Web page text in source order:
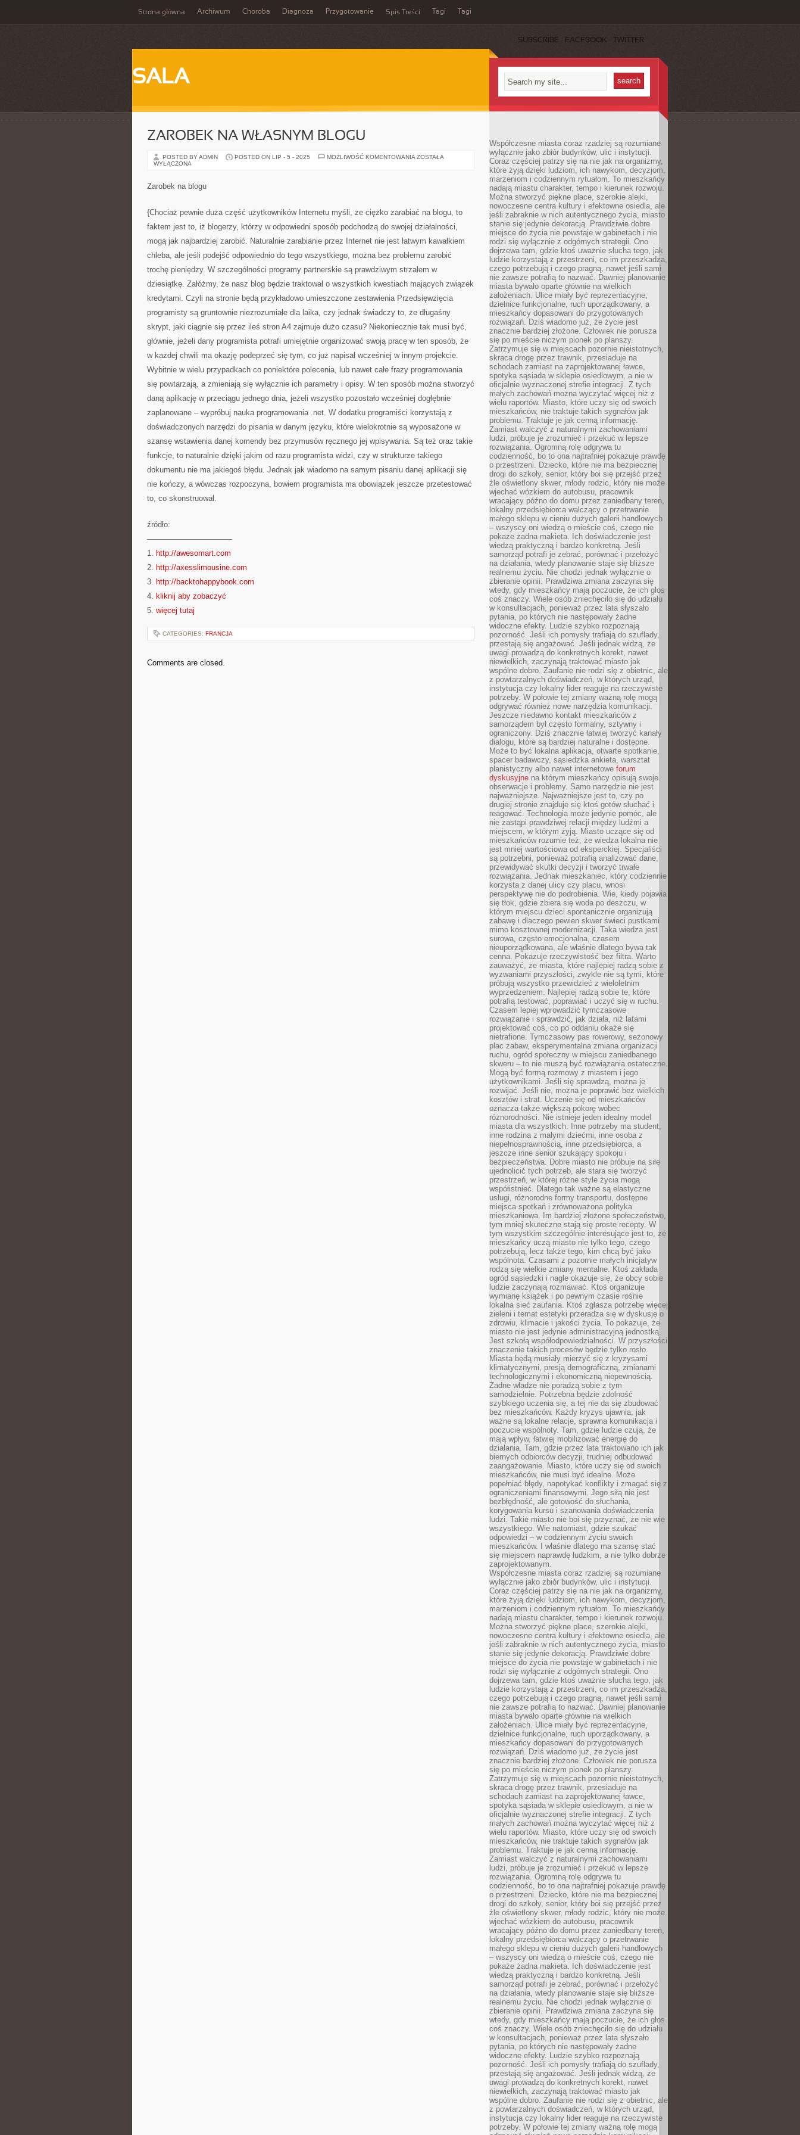
Strona główna Archiwum Choroba Diagnoza Przygotowanie Spis Treści Tagi Tagi
SUBSCRIBE FACEBOOK TWITTER
SALA
ZAROBEK NA WŁASNYM BLOGU
POSTED BY ADMIN POSTED ON LIP - 5 - 2025 MOŻLIWOŚĆ KOMENTOWANIA ZAROBEK
ZOSTAŁA
WYŁĄCZONA
Zarobek na blogu
{Chociaż pewnie duża część użytkowników Internetu myśli, że ciężko zarabiać na blogu, to
faktem jest to, iż blogerzy, którzy w odpowiedni sposób podchodzą do swojej działalności,
mogą jak najbardziej zarobić. Naturalnie zarabianie przez Internet nie jest łatwym kawałkiem
chleba, ale jeśli podejść odpowiednio do tego wszystkiego, można bez problemu zarobić
trochę pieniędzy. W szczególności programy partnerskie są prawdziwym strzałem w
dziesiątkę. Załóżmy, że nasz blog będzie traktował o wszystkich kwestiach mających związek
kredytami. Czyli na stronie będą przykładowo umieszczone zestawienia Przedsięwzięcia
programisty są gruntownie niezrozumiałe dla laika, czy jednak świadczy to, że długaśny
skrypt, jaki ciągnie się przez ileś stron A4 zajmuje dużo czasu? Niekoniecznie tak musi być,
głównie, jeżeli dany programista potrafi umiejętnie organizować swoją pracę w ten sposób, że
w każdej chwili ma okazję podeprzeć się tym, co już napisał wcześniej w innym projekcie.
Wybitnie w wielu przypadkach co poniektóre polecenia, lub nawet całe frazy programowania
się powtarzają, a zmieniają się wyłącznie ich parametry i opisy. W ten sposób można stworzyć
daną aplikację w przeciągu jednego dnia, jeżeli wszystko pozostało wcześniej dogłębnie
zaplanowane – wypróbuj nauka programowania .net. W dodatku programiści korzystają z
doświadczonych narzędzi do pisania w danym języku, które wielokrotnie są wyposażone w
szansę wstawienia danej komendy bez przymusów ręcznego jej wpisywania. Są też oraz takie
funkcje, to naturalnie dzięki jakim od razu programista widzi, czy w strukturze takiego
dokumentu nie ma jakiegoś błędu. Jednak jak wiadomo na samym pisaniu danej aplikacji się
nie kończy, a wówczas rozpoczyna, bowiem programista ma obowiązek jeszcze przetestować
to, co skonstruował.
źródło:
———————————
1. http://awesomart.com
2. http://axesslimousine.com
3. http://backtohappybook.com
4. kliknij aby zobaczyć
5. więcej tutaj
CATEGORIES: FRANCJA
Comments are closed.
Współczesne miasta coraz rzadziej są rozumiane
wyłącznie jako zbiór budynków, ulic i instytucji.
Coraz częściej patrzy się na nie jak na organizmy,
które żyją dzięki ludziom, ich nawykom, decyzjom,
marzeniom i codziennym rytuałom. To mieszkańcy
nadają miastu charakter, tempo i kierunek rozwoju.
Można stworzyć piękne place, szerokie alejki,
nowoczesne centra kultury i efektowne osiedla, ale
jeśli zabraknie w nich autentycznego życia, miasto
stanie się jedynie dekoracją. Prawdziwie dobre
miejsce do życia nie powstaje w gabinetach i nie
rodzi się wyłącznie z odgórnych strategii. Ono
dojrzewa tam, gdzie ktoś uważnie słucha tego, jak
ludzie korzystają z przestrzeni, co im przeszkadza,
czego potrzebują i czego pragną, nawet jeśli sami
nie zawsze potrafią to nazwać. Dawniej planowanie
miasta bywało oparte głównie na wielkich
założeniach. Ulice miały być reprezentacyjne,
dzielnice funkcjonalne, ruch uporządkowany, a
mieszkańcy dopasowani do przygotowanych
rozwiązań. Dziś wiadomo już, że życie jest
znacznie bardziej złożone. Człowiek nie porusza
się po mieście niczym pionek po planszy.
Zatrzymuje się w miejscach pozornie nieistotnych,
skraca drogę przez trawnik, przesiaduje na
schodach zamiast na zaprojektowanej ławce,
spotyka sąsiada w sklepie osiedlowym, a nie w
oficjalnie wyznaczonej strefie integracji. Z tych
małych zachowań można wyczytać więcej niż z
wielu raportów. Miasto, które uczy się od swoich
mieszkańców, nie traktuje takich sygnałów jak
problemu. Traktuje je jak cenną informację.
Zamiast walczyć z naturalnymi zachowaniami
ludzi, próbuje je zrozumieć i przekuć w lepsze
rozwiązania. Ogromną rolę odgrywa tu
codzienność, bo to ona najtrafniej pokazuje prawdę
o przestrzeni. Dziecko, które nie ma bezpiecznej
drogi do szkoły, senior, który boi się przejść przez
źle oświetlony skwer, młody rodzic, który nie może
wjechać wózkiem do autobusu, pracownik
wracający późno do domu przez zaniedbany teren,
lokalny przedsiębiorca walczący o przetrwanie
małego sklepu w cieniu dużych galerii handlowych
– wszyscy oni wiedzą o mieście coś, czego nie
pokaże żadna makieta. Ich doświadczenie jest
wiedzą praktyczną i bardzo konkretną. Jeśli
samorząd potrafi je zebrać, porównać i przełożyć
na działania, wtedy planowanie staje się bliższe
realnemu życiu. Nie chodzi jednak wyłącznie o
zbieranie opinii. Prawdziwa zmiana zaczyna się
wtedy, gdy mieszkańcy mają poczucie, że ich głos
coś znaczy. Wiele osób zniechęciło się do udziału
w konsultacjach, ponieważ przez lata słyszało
pytania, po których nie następowały żadne
widoczne efekty. Ludzie szybko rozpoznają
pozorność. Jeśli ich pomysły trafiają do szuflady,
przestają się angażować. Jeśli jednak widzą, że
uwagi prowadzą do konkretnych korekt, nawet
niewielkich, zaczynają traktować miasto jak
wspólne dobro. Zaufanie nie rodzi się z obietnic, ale
z powtarzalnych doświadczeń, w których urząd,
instytucja czy lokalny lider reaguje na rzeczywiste
potrzeby. W połowie tej zmiany ważną rolę mogą
odgrywać również nowe narzędzia komunikacji.
Jeszcze niedawno kontakt mieszkańców z
samorządem był często formalny, sztywny i
ograniczony. Dziś znacznie łatwiej tworzyć kanały
dialogu, które są bardziej naturalne i dostępne.
Może to być lokalna aplikacja, otwarte spotkanie,
spacer badawczy, sąsiedzka ankieta, warsztat
planistyczny albo nawet internetowe forum
dyskusyjne na którym mieszkańcy opisują swoje
obserwacje i problemy. Samo narzędzie nie jest
najważniejsze. Najważniejsze jest to, czy po
drugiej stronie znajduje się ktoś gotów słuchać i
reagować. Technologia może jedynie pomóc, ale
nie zastąpi prawdziwej relacji między ludźmi a
miejscem, w którym żyją. Miasto uczące się od
mieszkańców rozumie też, że wiedza lokalna nie
jest mniej wartościowa od eksperckiej. Specjaliści
są potrzebni, ponieważ potrafią analizować dane,
przewidywać skutki decyzji i tworzyć trwałe
rozwiązania. Jednak mieszkaniec, który codziennie
korzysta z danej ulicy czy placu, wnosi
perspektywę nie do podrobienia. Wie, kiedy pojawia
się tłok, gdzie zbiera się woda po deszczu, w
którym miejscu dzieci spontanicznie organizują
zabawę i dlaczego pewien skwer świeci pustkami
mimo kosztownej modernizacji. Taka wiedza jest
surowa, często emocjonalna, czasem
nieuporządkowana, ale właśnie dlatego bywa tak
cenna. Pokazuje rzeczywistość bez filtra. Warto
zauważyć, że miasta, które najlepiej radzą sobie z
wyzwaniami przyszłości, zwykle nie są tymi, które
próbują wszystko przewidzieć z wieloletnim
wyprzedzeniem. Najlepiej radzą sobie te, które
potrafią testować, poprawiać i uczyć się w ruchu.
Czasem lepiej wprowadzić tymczasowe
rozwiązanie i sprawdzić, jak działa, niż latami
projektować coś, co po oddaniu okaże się
nietrafione. Tymczasowy pas rowerowy, sezonowy
plac zabaw, eksperymentalna zmiana organizacji
ruchu, ogród społeczny w miejscu zaniedbanego
skweru – to nie muszą być rozwiązania ostateczne.
Mogą być formą rozmowy z miastem i jego
użytkownikami. Jeśli się sprawdzą, można je
rozwijać. Jeśli nie, można je poprawić bez wielkich
kosztów i strat. Uczenie się od mieszkańców
oznacza także większą pokorę wobec
różnorodności. Nie istnieje jeden idealny model
miasta dla wszystkich. Inne potrzeby ma student,
inne rodzina z małymi dziećmi, inne osoba z
niepełnosprawnością, inne przedsiębiorca, a
jeszcze inne senior szukający spokoju i
bezpieczeństwa. Dobre miasto nie próbuje na siłę
ujednolicić tych potrzeb, ale stara się tworzyć
przestrzeń, w której różne style życia mogą
współistnieć. Dlatego tak ważne są elastyczne
usługi, różnorodne formy transportu, dostępne
miejsca spotkań i zrównoważona polityka
mieszkaniowa. Im bardziej złożone społeczeństwo,
tym mniej skuteczne stają się proste recepty. W
tym wszystkim szczególnie interesujące jest to, że
mieszkańcy uczą miasto nie tylko tego, czego
potrzebują, lecz także tego, kim chcą być jako
wspólnota. Czasami z pozornie małych inicjatyw
rodzą się wielkie zmiany mentalne. Ktoś zakłada
ogród sąsiedzki i nagle okazuje się, że obcy sobie
ludzie zaczynają rozmawiać. Ktoś organizuje
wymianę książek i po pewnym czasie rośnie
lokalna sieć zaufania. Ktoś zgłasza potrzebę więcej
zieleni i temat estetyki przeradza się w dyskusję o
zdrowiu, klimacie i jakości życia. To pokazuje, że
miasto nie jest jedynie administracyjną jednostką.
Jest szkołą współodpowiedzialności. W przyszłości
znaczenie takich procesów będzie tylko rosło.
Miasta będą musiały mierzyć się z kryzysami
klimatycznymi, presją demograficzną, zmianami
technologicznymi i ekonomiczną niepewnością.
Żadne władze nie poradzą sobie z tym
samodzielnie. Potrzebna będzie zdolność
szybkiego uczenia się, a tej nie da się zbudować
bez mieszkańców. Każdy kryzys ujawnia, jak
ważne są lokalne relacje, sprawna komunikacja i
poczucie wspólnoty. Tam, gdzie ludzie czują, że
mają wpływ, łatwiej mobilizować energię do
działania. Tam, gdzie przez lata traktowano ich jak
biernych odbiorców decyzji, trudniej odbudować
zaangażowanie. Miasto, które uczy się od swoich
mieszkańców, nie musi być idealne. Może
popełniać błędy, napotykać konflikty i zmagać się z
ograniczeniami finansowymi. Jego siłą nie jest
bezbłędność, ale gotowość do słuchania,
korygowania kursu i szanowania doświadczenia
ludzi. Takie miasto nie boi się przyznać, że nie wie
wszystkiego. Wie natomiast, gdzie szukać
odpowiedzi – w codziennym życiu swoich
mieszkańców. I właśnie dlatego ma szansę stać
się miejscem naprawdę ludzkim, a nie tylko dobrze
zaprojektowanym.
Współczesne miasta coraz rzadziej są rozumiane
wyłącznie jako zbiór budynków, ulic i instytucji.
Coraz częściej patrzy się na nie jak na organizmy,
które żyją dzięki ludziom, ich nawykom, decyzjom,
marzeniom i codziennym rytuałom. To mieszkańcy
nadają miastu charakter, tempo i kierunek rozwoju.
Można stworzyć piękne place, szerokie alejki,
nowoczesne centra kultury i efektowne osiedla, ale
jeśli zabraknie w nich autentycznego życia, miasto
stanie się jedynie dekoracją. Prawdziwie dobre
miejsce do życia nie powstaje w gabinetach i nie
rodzi się wyłącznie z odgórnych strategii. Ono
dojrzewa tam, gdzie ktoś uważnie słucha tego, jak
ludzie korzystają z przestrzeni, co im przeszkadza,
czego potrzebują i czego pragną, nawet jeśli sami
nie zawsze potrafią to nazwać. Dawniej planowanie
miasta bywało oparte głównie na wielkich
założeniach. Ulice miały być reprezentacyjne,
dzielnice funkcjonalne, ruch uporządkowany, a
mieszkańcy dopasowani do przygotowanych
rozwiązań. Dziś wiadomo już, że życie jest
znacznie bardziej złożone. Człowiek nie porusza
się po mieście niczym pionek po planszy.
Zatrzymuje się w miejscach pozornie nieistotnych,
skraca drogę przez trawnik, przesiaduje na
schodach zamiast na zaprojektowanej ławce,
spotyka sąsiada w sklepie osiedlowym, a nie w
oficjalnie wyznaczonej strefie integracji. Z tych
małych zachowań można wyczytać więcej niż z
wielu raportów. Miasto, które uczy się od swoich
mieszkańców, nie traktuje takich sygnałów jak
problemu. Traktuje je jak cenną informację.
Zamiast walczyć z naturalnymi zachowaniami
ludzi, próbuje je zrozumieć i przekuć w lepsze
rozwiązania. Ogromną rolę odgrywa tu
codzienność, bo to ona najtrafniej pokazuje prawdę
o przestrzeni. Dziecko, które nie ma bezpiecznej
drogi do szkoły, senior, który boi się przejść przez
źle oświetlony skwer, młody rodzic, który nie może
wjechać wózkiem do autobusu, pracownik
wracający późno do domu przez zaniedbany teren,
lokalny przedsiębiorca walczący o przetrwanie
małego sklepu w cieniu dużych galerii handlowych
– wszyscy oni wiedzą o mieście coś, czego nie
pokaże żadna makieta. Ich doświadczenie jest
wiedzą praktyczną i bardzo konkretną. Jeśli
samorząd potrafi je zebrać, porównać i przełożyć
na działania, wtedy planowanie staje się bliższe
realnemu życiu. Nie chodzi jednak wyłącznie o
zbieranie opinii. Prawdziwa zmiana zaczyna się
wtedy, gdy mieszkańcy mają poczucie, że ich głos
coś znaczy. Wiele osób zniechęciło się do udziału
w konsultacjach, ponieważ przez lata słyszało
pytania, po których nie następowały żadne
widoczne efekty. Ludzie szybko rozpoznają
pozorność. Jeśli ich pomysły trafiają do szuflady,
przestają się angażować. Jeśli jednak widzą, że
uwagi prowadzą do konkretnych korekt, nawet
niewielkich, zaczynają traktować miasto jak
wspólne dobro. Zaufanie nie rodzi się z obietnic, ale
z powtarzalnych doświadczeń, w których urząd,
instytucja czy lokalny lider reaguje na rzeczywiste
potrzeby. W połowie tej zmiany ważną rolę mogą